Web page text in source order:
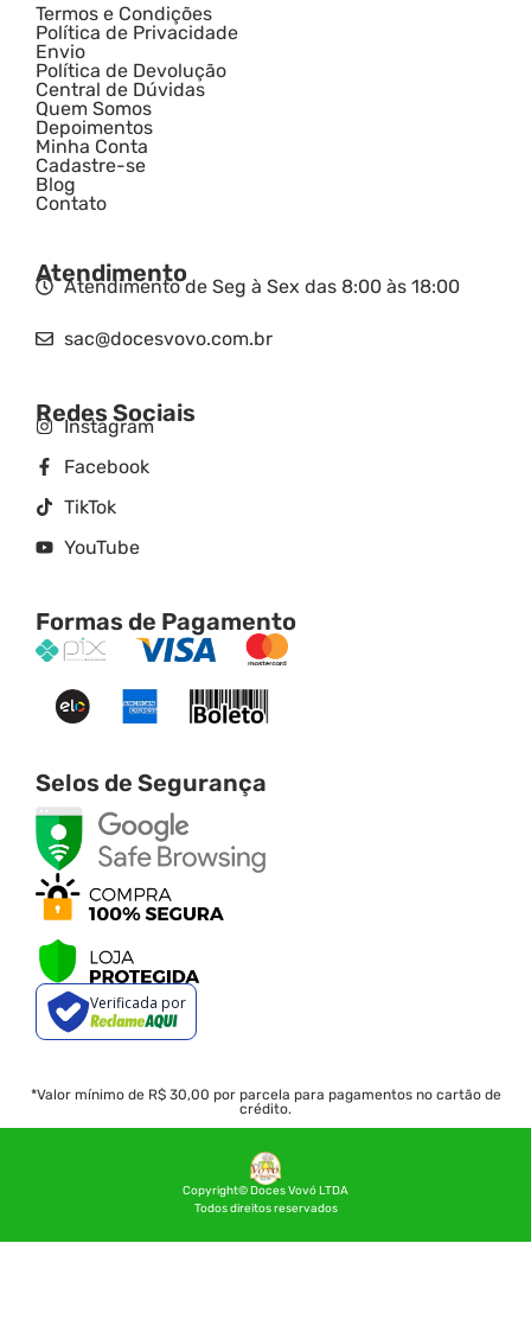
Termos e Condições
Política de Privacidade
Envio
Política de Devolução
Central de Dúvidas
Quem Somos
Depoimentos
Minha Conta
Cadastre-se
Blog
Contato
Atendimento
Atendimento de Seg à Sex das 8:00 às 18:00
sac@docesvovo.com.br
Redes Sociais
Instagram
Facebook
TikTok
YouTube
Formas de Pagamento
Selos de Segurança
Verificada por
*Valor mínimo de R$ 30,00 por parcela para pagamentos no cartão de
crédito.
Copyright© Doces Vovó LTDA
Todos direitos reservados